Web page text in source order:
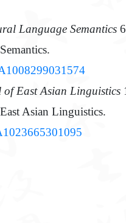
Language Semantics
of East Asian Linguistics
Asian Linguistics.